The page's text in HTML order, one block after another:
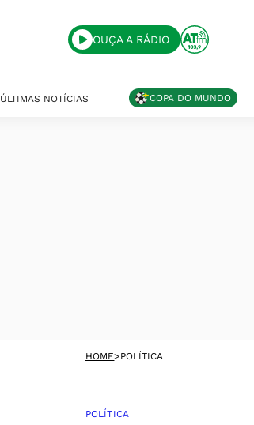
OUÇA A RÁDIO
ÚLTIMAS NOTÍCIAS COPA DO MUNDO
HOME>POLÍTICA
POLÍTICA